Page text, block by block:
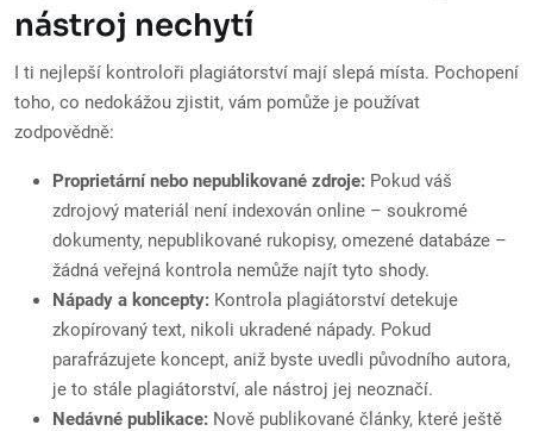
nástroj nechytí
I ti nejlepší kontroloři plagiátorství mají slepá místa. Pochopení
toho, co nedokážou zjistit, vám pomůže je používat
zodpovědně:
Proprietární nebo nepublikované zdroje: Pokud váš
zdrojový materiál není indexován online – soukromé
dokumenty, nepublikované rukopisy, omezené databáze –
žádná veřejná kontrola nemůže najít tyto shody.
Nápady a koncepty: Kontrola plagiátorství detekuje
zkopírovaný text, nikoli ukradené nápady. Pokud
parafrázujete koncept, aniž byste uvedli původního autora,
je to stále plagiátorství, ale nástroj jej neoznačí.
Nedávné publikace: Nově publikované články, které ještě